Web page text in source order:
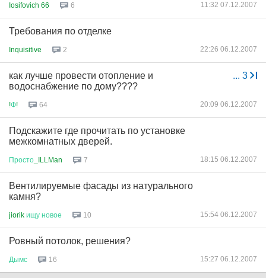
Iosifovich 66 6 11:32 07.12.2007
Требования по отделке
Inquisitive 2 22:26 06.12.2007
... 3
как лучше провести отопление и
водоснабжение по дому????
!Ф! 64 20:09 06.12.2007
Подскажите где прочитать по установке
межкомнатных дверей.
Просто _ILLMan 7 18:15 06.12.2007
Вентилируемые фасады из натурального
камня?
jiorik ищу новое 10 15:54 06.12.2007
Ровный потолок, решения?
Дымс 16 15:27 06.12.2007